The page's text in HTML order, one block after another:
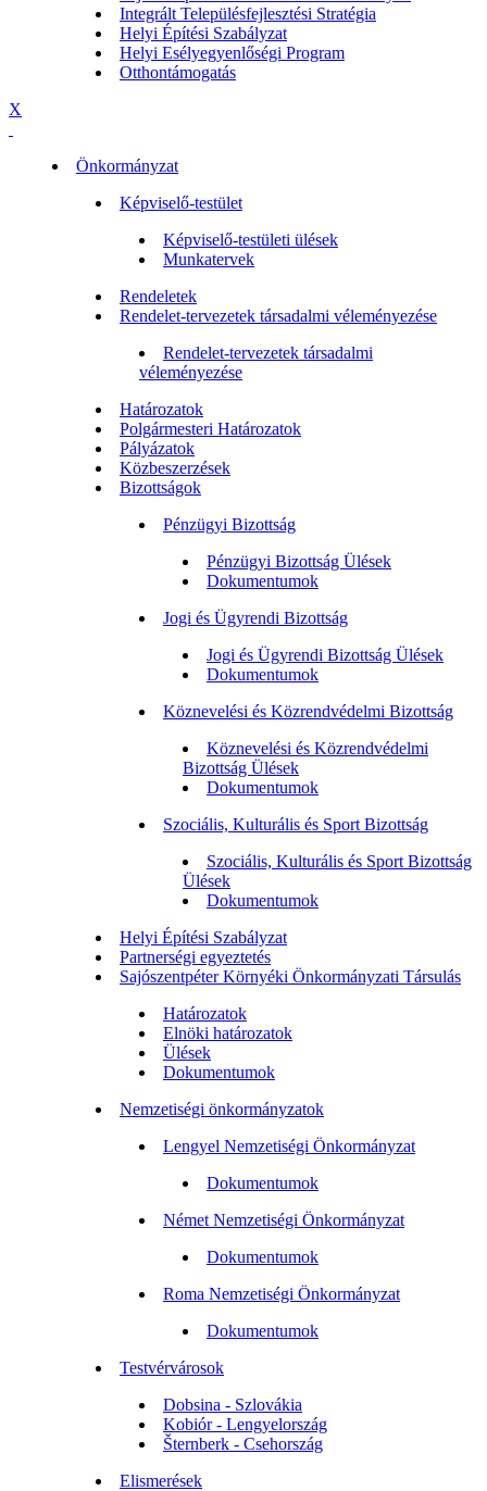
Integrált Településfejlesztési Stratégia
Helyi Építési Szabályzat
Helyi Esélyegyenlőségi Program
Otthontámogatás
X
Önkormányzat
Képviselő-testület
Képviselő-testületi ülések
Munkatervek
Rendeletek
Rendelet-tervezetek társadalmi véleményezése
Rendelet-tervezetek társadalmi
véleményezése
Határozatok
Polgármesteri Határozatok
Pályázatok
Közbeszerzések
Bizottságok
Pénzügyi Bizottság
Pénzügyi Bizottság Ülések
Dokumentumok
Jogi és Ügyrendi Bizottság
Jogi és Ügyrendi Bizottság Ülések
Dokumentumok
Köznevelési és Közrendvédelmi Bizottság
Köznevelési és Közrendvédelmi
Bizottság Ülések
Dokumentumok
Szociális, Kulturális és Sport Bizottság
Szociális, Kulturális és Sport Bizottság
Ülések
Dokumentumok
Helyi Építési Szabályzat
Partnerségi egyeztetés
Sajószentpéter Környéki Önkormányzati Társulás
Határozatok
Elnöki határozatok
Ülések
Dokumentumok
Nemzetiségi önkormányzatok
Lengyel Nemzetiségi Önkormányzat
Dokumentumok
Német Nemzetiségi Önkormányzat
Dokumentumok
Roma Nemzetiségi Önkormányzat
Dokumentumok
Testvérvárosok
Dobsina - Szlovákia
Kobiór - Lengyelország
Šternberk - Csehország
Elismerések